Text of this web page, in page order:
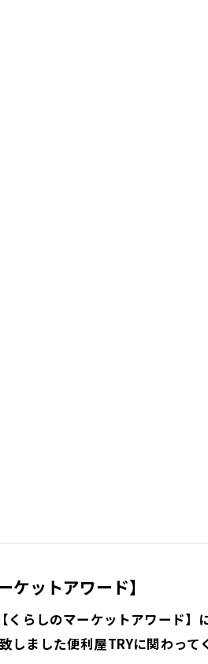
ケットアワード】
くらしのマーケットアワード】
しました便利屋TRYに関わっ